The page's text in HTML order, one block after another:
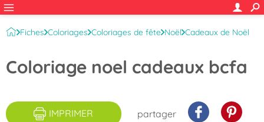
Fiches Coloriages Coloriages de fête Noël Cadeaux de Noël
Coloriage noel cadeaux bcfa
IMPRIMER partager